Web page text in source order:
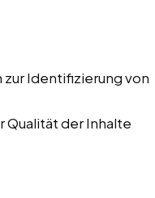
Identifizierung von
Qualität der Inhalte